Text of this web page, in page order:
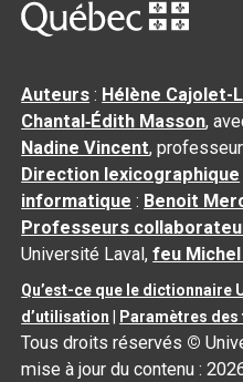
Auteurs : Hélène Cajolet-
Chantal‑Édith Masson,
Nadine Vincent,
Direction lexicographique
informatique : Benoit
Professeurs
Université Laval,feu
Qu’est-ce que le dictionnaire
d’utilisation
Paramètres
Tous droits réservés ©
mise à jour du contenu :